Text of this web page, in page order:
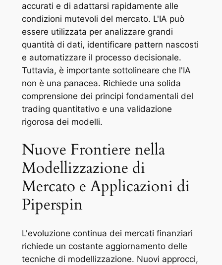
accurati e di adattarsi rapidamente alle
condizioni mutevoli del mercato. L'IA può
essere utilizzata per analizzare grandi
quantità di dati, identificare pattern nascosti
e automatizzare il processo decisionale.
Tuttavia, è importante sottolineare che l'IA
non è una panacea. Richiede una solida
comprensione dei principi fondamentali del
trading quantitativo e una validazione
rigorosa dei modelli.
Nuove Frontiere nella
Modellizzazione di
Mercato e Applicazioni di
Piperspin
L'evoluzione continua dei mercati finanziari
richiede un costante aggiornamento delle
tecniche di modellizzazione. Nuovi approcci,